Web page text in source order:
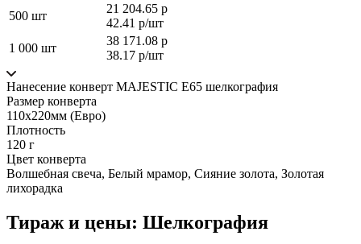
500 шт
21 204.65 р
42.41 р/шт
1 000 шт
38 171.08 р
38.17 р/шт
Нанесение конверт MAJESTIC Е65 шелкография
Размер конверта
110х220мм (Евро)
Плотность
120 г
Цвет конверта
Волшебная свеча, Белый мрамор, Сияние золота, Золотая
лихорадка
Тираж и цены: Шелкография